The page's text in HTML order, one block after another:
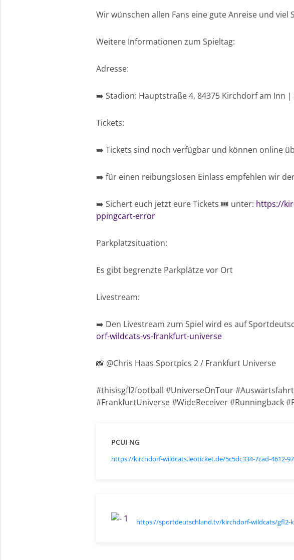
Wir wünschen allen Fans eine gute Anreise und viel
Weitere Informationen zum Spieltag:
Adresse:
➡️ Stadion: Hauptstraße 4, 84375 Kirchdorf am Inn
Tickets:
➡️ Tickets sind noch verfügbar und können online
➡️ für einen reibungslosen Einlass empfehlen wir
➡️ Sichert euch jetzt eure Tickets 🎟️ unter: https://
ppingcart-error
Parkplatzsituation:
Es gibt begrenzte Parkplätze vor Ort
Livestream:
➡️ Den Livestream zum Spiel wird es auf
orf-wildcats-vs-frankfurt-universe
📸 @Chris Haas Sportpics 2 / Frankfurt Universe
#thisisgfl2football #UniverseOnTour
#FrankfurtUniverse #WideReceiver #Runningback
PCUI NG
https://kirchdorf-wildcats.leoticket.de/5c5dc334-7cad-4612-
https://sportdeutschland.tv/kirchdorf-wildcats/gfl2-